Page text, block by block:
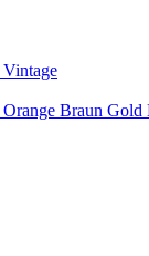
Vintage
Orange Braun Gold